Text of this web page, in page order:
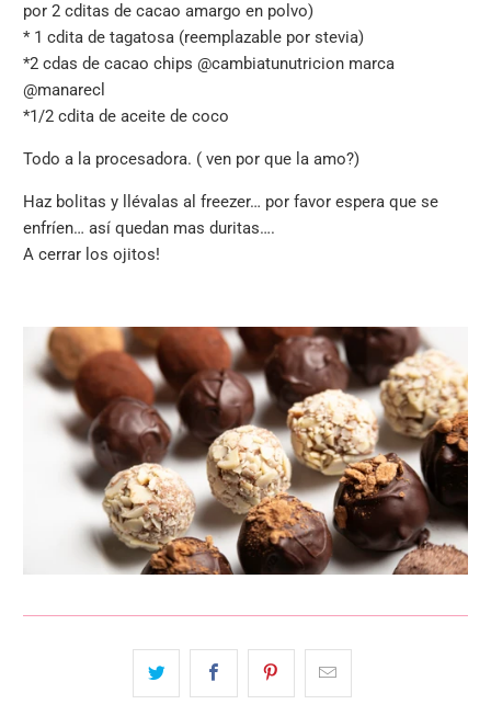
por 2 cditas de cacao amargo en polvo)
* 1 cdita de tagatosa (reemplazable por stevia)
*2 cdas de cacao chips @cambiatunutricion marca
@manarecl
*1/2 cdita de aceite de coco
Todo a la procesadora. ( ven por que la amo?)
Haz bolitas y llévalas al freezer… por favor espera que se
enfríen… así quedan mas duritas….
A cerrar los ojitos!